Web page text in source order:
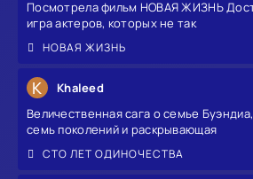
Посмотрела фильм НОВАЯ ЖИЗНЬ
игра актеров, которых не так
НОВАЯ ЖИЗНЬ
K Khaleed
Величественная сага о семье
семь поколений и раскрывающая
СТО ЛЕТ ОДИНОЧЕСТВА